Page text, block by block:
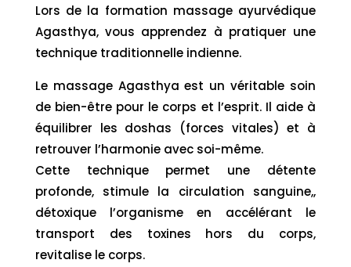
Lors de la formation massage ayurvédique
Agasthya, vous apprendez à pratiquer une
technique traditionnelle indienne.
Le massage Agasthya est un véritable soin
de bien-être pour le corps et l’esprit. Il aide à
équilibrer les doshas (forces vitales) et à
retrouver l’harmonie avec soi-même.
Cette technique permet une détente
profonde, stimule la circulation sanguine,,
détoxique l’organisme en accélérant le
transport des toxines hors du corps,
revitalise le corps.